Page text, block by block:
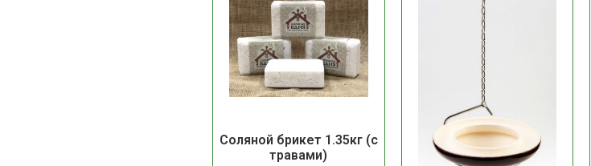
Соляной брикет 1.35кг (с
травами)